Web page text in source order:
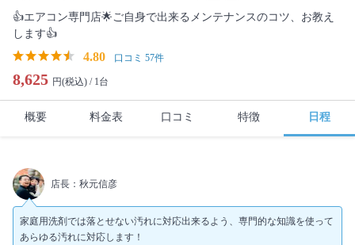
👍エアコン専門店🌟ご自身で出来るメンテナンスのコツ、お教え
します👍
4.80 口コミ 57件
8,625 円(税込) / 1台
概要 料金表 口コミ 特徴 日程
店長：秋元信彦
家庭用洗剤では落とせない汚れに対応出来るよう、専門的な知識を使って
あらゆる汚れに対応します！